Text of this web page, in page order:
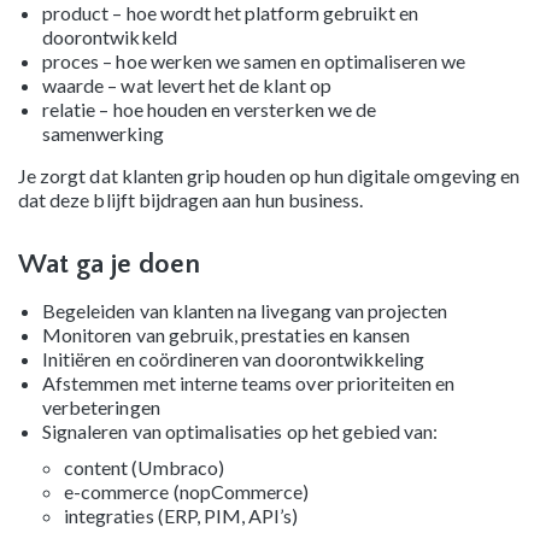
product – hoe wordt het platform gebruikt en
doorontwikkeld
proces – hoe werken we samen en optimaliseren we
waarde – wat levert het de klant op
relatie – hoe houden en versterken we de
samenwerking
Je zorgt dat klanten grip houden op hun digitale omgeving en
dat deze blijft bijdragen aan hun business.
Wat ga je doen
Begeleiden van klanten na livegang van projecten
Monitoren van gebruik, prestaties en kansen
Initiëren en coördineren van doorontwikkeling
Afstemmen met interne teams over prioriteiten en
verbeteringen
Signaleren van optimalisaties op het gebied van:
content (Umbraco)
e-commerce (nopCommerce)
integraties (ERP, PIM, API’s)